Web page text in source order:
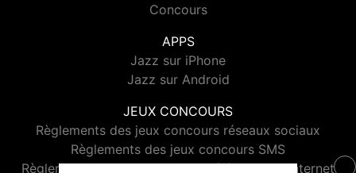
Concours
APPS
Jazz sur iPhone
Jazz sur Android
JEUX CONCOURS
Règlements des jeux concours réseaux sociaux
Règlements des jeux concours SMS
Règlements des jeux concours téléphone et internet